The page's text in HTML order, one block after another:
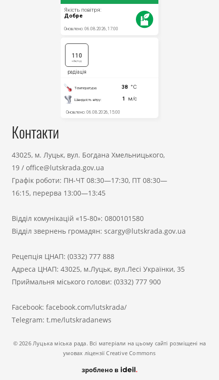
Контакти
43025, м. Луцьк, вул. Богдана Хмельницького,
19 / office@lutskrada.gov.ua
Графік роботи: ПН-ЧТ 08:30—17:30, ПТ 08:30—
16:15, перерва 13:00—13:45
Відділ комунікацій «15-80»: 0800101580
Відділ звернень громадян: scargy@lutskrada.gov.ua
Рецепція ЦНАП: (0332) 777 888
Адреса ЦНАП: 43025, м.Луцьк, вул.Лесі Українки, 35
Приймальня міського голови: (0332) 777 900
Facebook: facebook.com/lutskrada/
Telegram: t.me/lutskradanews
© 2026 Луцька міська рада. Всі матеріали на цьому сайті розміщені на
умовах ліцензії Creative Commons
зроблено в